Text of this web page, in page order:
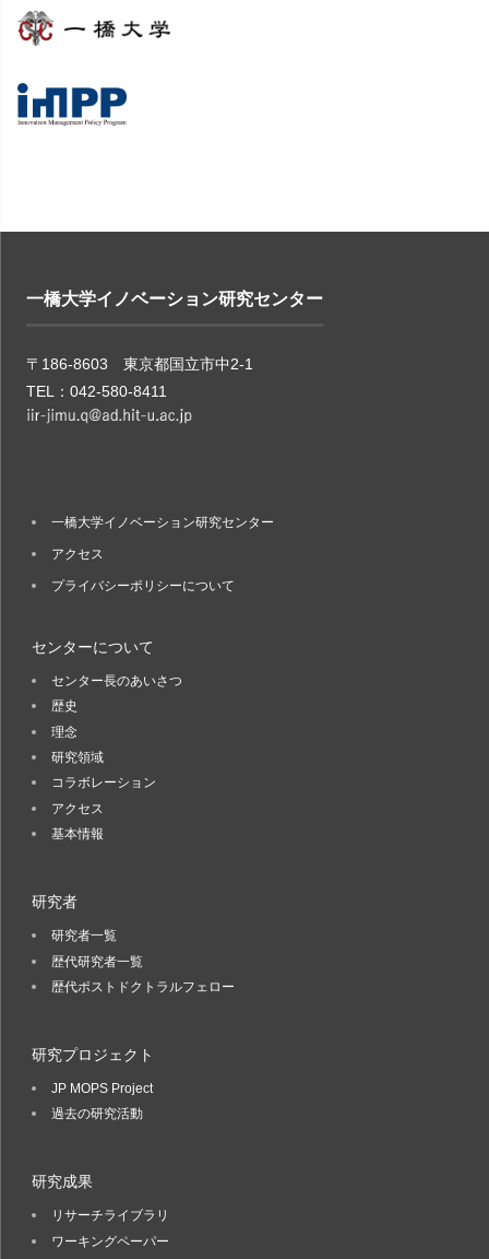
一橋大学イノベーション研究センター
〒186-8603 東京都国立市中2-1
TEL：042-580-8411
一橋大学イノベーション研究センター
アクセス
プライバシーポリシーについて
センターについて
センター長のあいさつ
歴史
理念
研究領域
コラボレーション
アクセス
基本情報
研究者
研究者一覧
歴代研究者一覧
歴代ポストドクトラルフェロー
研究プロジェクト
JP MOPS Project
過去の研究活動
研究成果
リサーチライブラリ
ワーキングペーパー